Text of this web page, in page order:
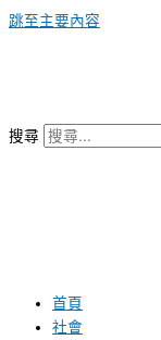
跳至主要內容
搜尋
首頁
社會